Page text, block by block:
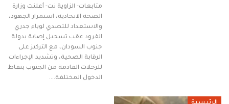
متابعات- الزاوية نت- أعلنت وزارة
الصحة الاتحادية، استمرار الجهود،
والاستعداد للتصدي لوباء جدري
القرود عقب تسجيل إصابة بدولة
جنوب السودان، مع التركيز على
الرقابة الصحية، وتشديد الإجراءات
للرحلات القادمة من الجنوب بنقاط
الدخول المختلفة.…